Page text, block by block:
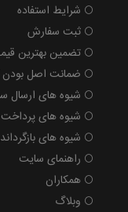
شرایط استفاده
ثبت سفارش
تضمین بهترین
ضمانت اصل بودن
شیوه های ارسال
شیوه های پرداخت
شیوه های
راهنمای سایت
همکاران
وبلاگ